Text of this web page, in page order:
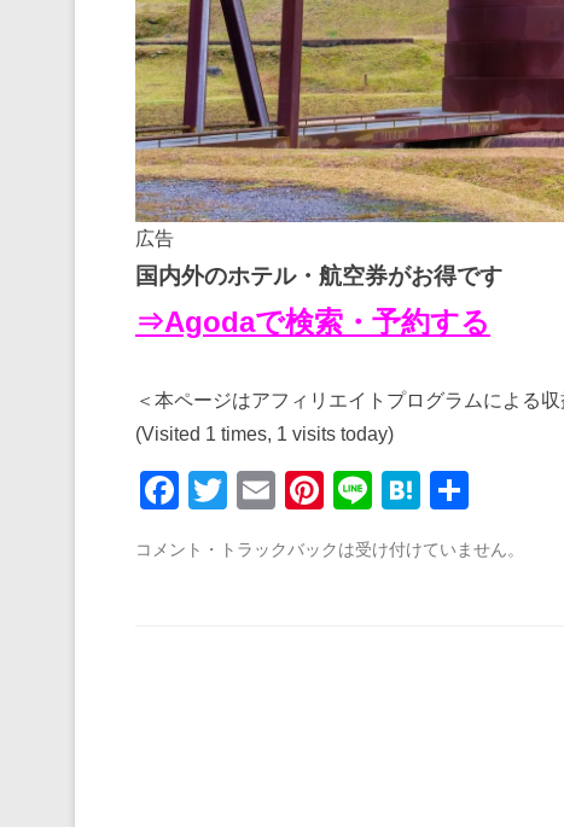
広告
国内外のホテル・航空券がお得です
⇒Agodaで検索・予約する
＜本ページはアフィリエイトプログラムによる
(Visited 1 times, 1 visits today)
F
c
T
tt
E
ail
Pi
er
Li
e
H
e
コメント・トラックバックは受け付けていません。